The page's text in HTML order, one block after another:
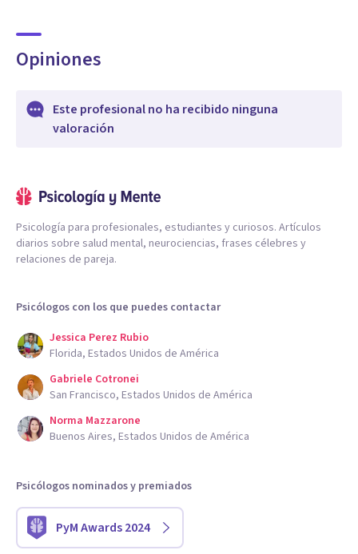
Opiniones
Este profesional no ha recibido ninguna
valoración
Psicología para profesionales, estudiantes y curiosos. Artículos
diarios sobre salud mental, neurociencias, frases célebres y
relaciones de pareja.
Psicólogos con los que puedes contactar
Jessica Perez Rubio
Florida, Estados Unidos de América
Gabriele Cotronei
San Francisco, Estados Unidos de América
Norma Mazzarone
Buenos Aires, Estados Unidos de América
Psicólogos nominados y premiados
PyM Awards 2024